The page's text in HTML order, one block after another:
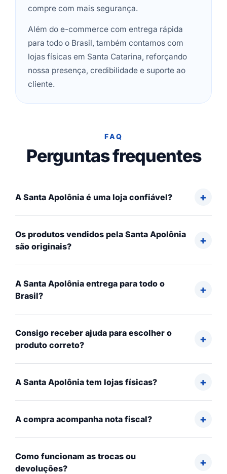
compre com mais segurança.
Além do e-commerce com entrega rápida
para todo o Brasil, também contamos com
lojas físicas em Santa Catarina, reforçando
nossa presença, credibilidade e suporte ao
cliente.
FAQ
Perguntas frequentes
A Santa Apolônia é uma loja confiável?
Os produtos vendidos pela Santa Apolônia
são originais?
A Santa Apolônia entrega para todo o
Brasil?
Consigo receber ajuda para escolher o
produto correto?
A Santa Apolônia tem lojas físicas?
A compra acompanha nota fiscal?
Como funcionam as trocas ou
devoluções?